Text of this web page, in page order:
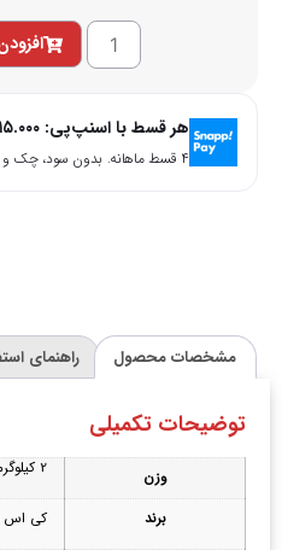
هر قسط با اسنپ‌پی:
۴ قسط ماهانه. بدون سود، چک و ضامن.
مشخصات محصول راهنمای
توضیحات تکمیلی
وزن 2 کیلوگرم
برند کی اس